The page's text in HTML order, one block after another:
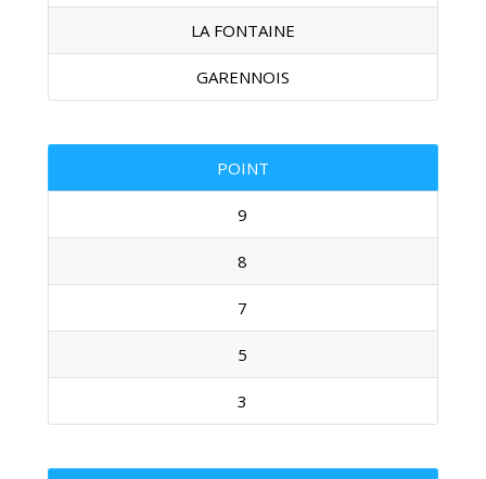
LA FONTAINE
GARENNOIS
POINT
9
8
7
5
3